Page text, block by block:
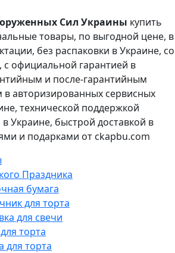
Сил Украины купить
товары, по выгодной цене, в
без распаковки в Украине, со
с официальной гарантией в
и после-гарантийным
авторизированных сервисных
технической поддержкой
Украине, быстрой доставкой в
и подарками от ckapbu.com
Праздника
бумага
для торта
для свечи
торта
для торта